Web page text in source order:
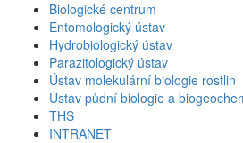
Biologické centrum
Entomologický ústav
Hydrobiologický ústav
Parazitologický ústav
Ústav molekulární biologie rostlin
Ústav půdní biologie a
THS
INTRANET